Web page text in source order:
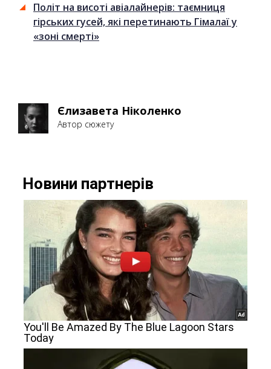
Політ на висоті авіалайнерів: таємниця
гірських гусей, які перетинають Гімалаї у
«зоні смерті»
Єлизавета Ніколенко
Автор сюжету